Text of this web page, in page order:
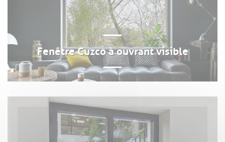
Fenêtre Cuzco à ouvrant visible